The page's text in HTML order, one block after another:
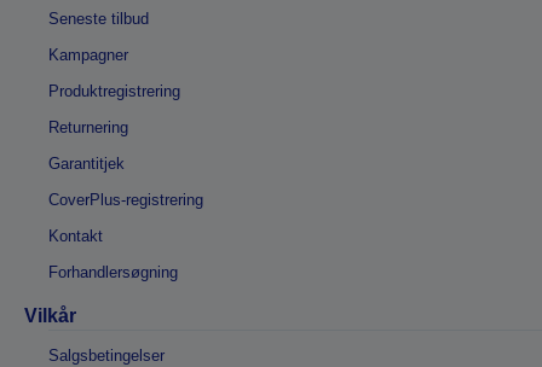
Seneste tilbud
Kampagner
Produktregistrering
Returnering
Garantitjek
CoverPlus-registrering
Kontakt
Forhandlersøgning
Vilkår
Salgsbetingelser